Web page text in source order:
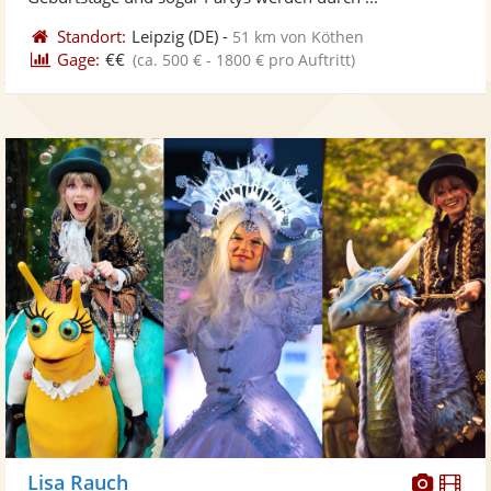
Standort: Leipzig (DE) - 51 km von Köthen
Gage: €€ (ca. 500 € - 1800 € pro Auftritt)
Lisa Rauch